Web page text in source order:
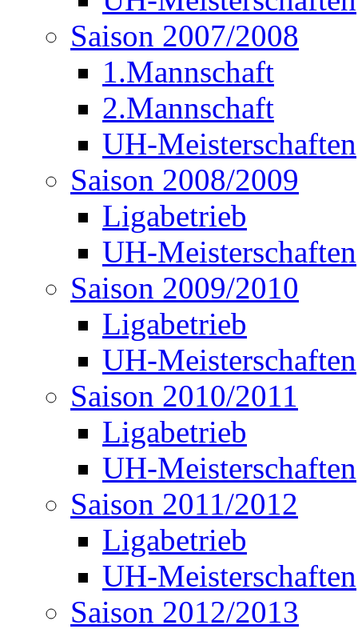
Saison 2007/2008
1.Mannschaft
2.Mannschaft
UH-Meisterschaften
Saison 2008/2009
Ligabetrieb
UH-Meisterschaften
Saison 2009/2010
Ligabetrieb
UH-Meisterschaften
Saison 2010/2011
Ligabetrieb
UH-Meisterschaften
Saison 2011/2012
Ligabetrieb
UH-Meisterschaften
Saison 2012/2013